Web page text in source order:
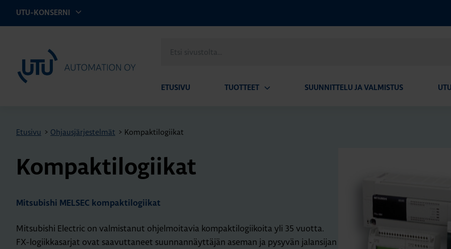
UTU-KONSERNI
UTU Automation
sivustolta
ETUSIVU TUOTTEET SUUNNITTELU JA VALMISTUS
Etusivu > Ohjausjärjestelmät > Kompaktilogiikat
Kom­pak­ti­lo­gii­kat
Mitsubishi MELSEC kompaktilogiikat
Mitsubishi Electric on valmistanut ohjelmoitavia kompaktilogiikoita yli 35 vuotta.
FX-logiikkasarjat ovat saavuttaneet suunnannäyttäjän aseman ja pysyvän jalansijan